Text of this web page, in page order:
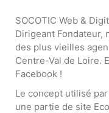
SOCOTIC Web &
Dirigeant Fondateur,
des plus vieilles
Centre-Val de Loire.
Facebook !
Le concept utilisé
une partie de site